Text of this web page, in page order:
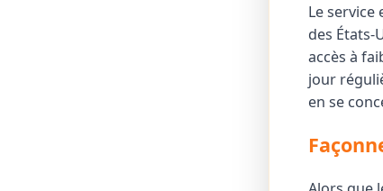
Le
des États-
accès à
jour
en se